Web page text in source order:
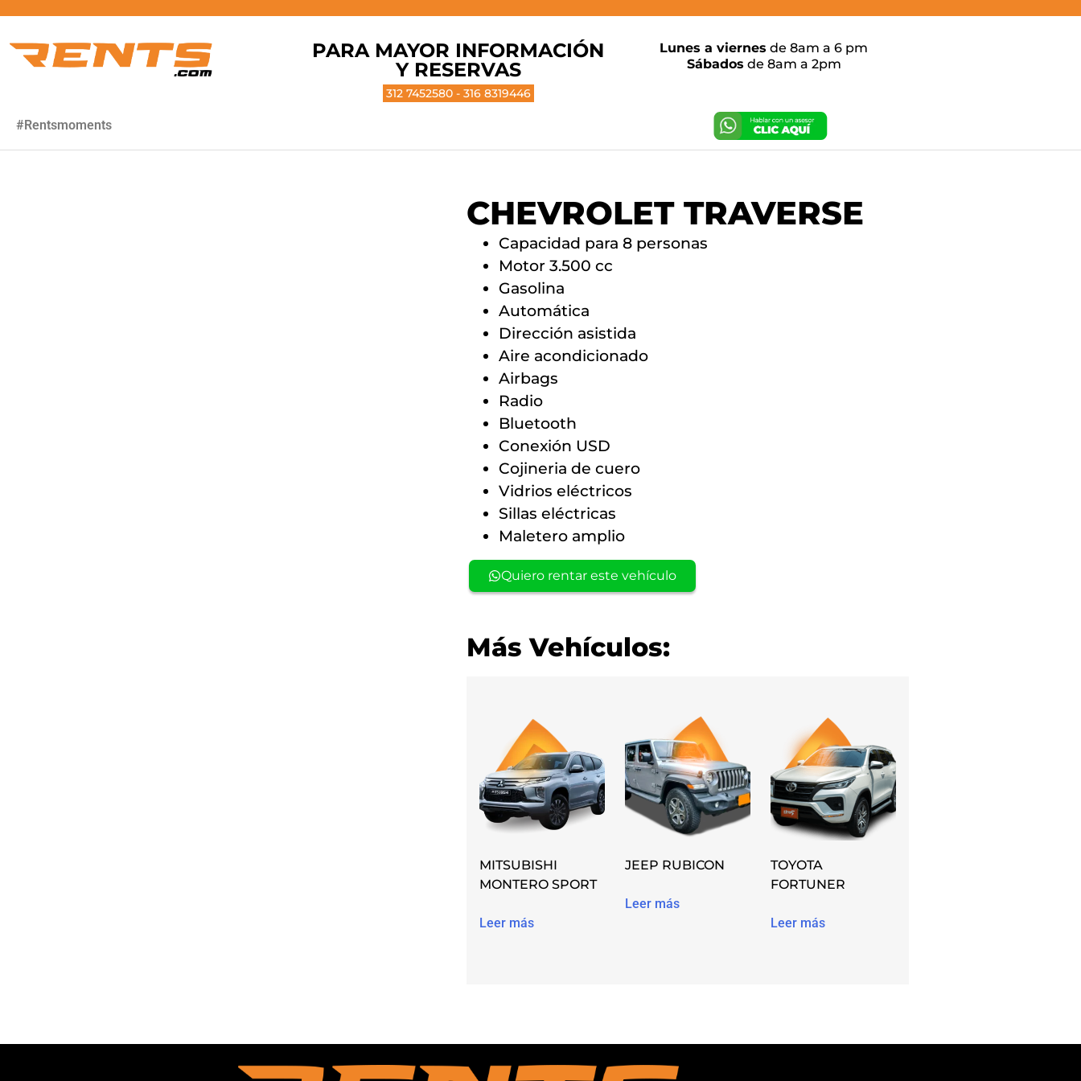
PARA MAYOR INFORMACIÓN
Y RESERVAS
312 7452580 - 316 8319446
Lunes a viernes de 8am a 6 pm
Sábados de 8am a 2pm
#Rentsmoments
CHEVROLET TRAVERSE
Capacidad para 8 personas
Motor 3.500 cc
Gasolina
Automática
Dirección asistida
Aire acondicionado
Airbags
Radio
Bluetooth
Conexión USD
Cojineria de cuero
Vidrios eléctricos
Sillas eléctricas
Maletero amplio
Quiero rentar este vehículo
Más Vehículos:
MITSUBISHI
MONTERO SPORT
Leer más
JEEP RUBICON
Leer más
TOYOTA
FORTUNER
Leer más